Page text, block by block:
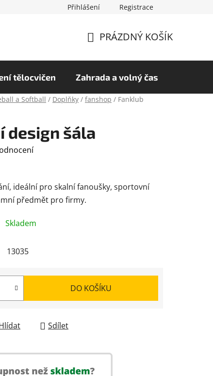
osobních údajů Hodnocení obchodu
Přihlášení Registrace
KOŠÍK
PRÁZDNÝ KOŠÍK
tělocvičen Zahrada a volný čas
a Softball / Doplňky / fanshop / Fanklub
design šála
ideální pro skalní fanoušky, sportovní
předmět pro firmy.
Skladem
13035
DO KOŠÍKU
Sdílet